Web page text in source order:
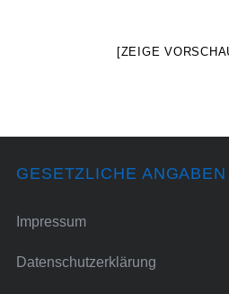
[ZEIGE
GESETZLICHE ANGABEN
Impressum
Datenschutzerklärung